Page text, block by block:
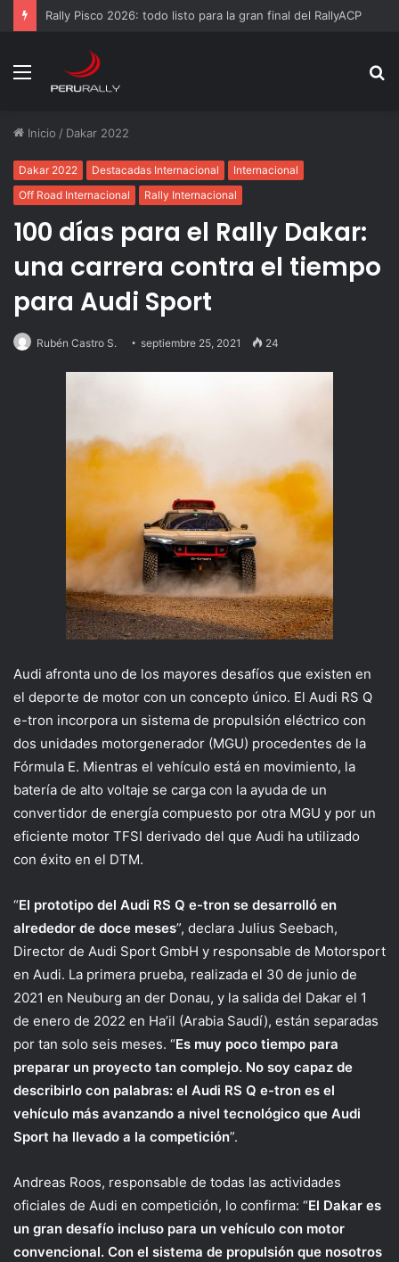
Rally Pisco 2026: todo listo para la gran final del RallyACP
Menú
Inicio / Dakar 2022
Dakar 2022 Destacadas Internacional
Internacional
Off Road Internacional
Rally Internacional
100 días para el Rally Dakar:
una carrera contra el tiempo
para Audi Sport
Rubén Castro S. septiembre 25, 2021 24
Audi afronta uno de los mayores desafíos que existen en
el deporte de motor con un concepto único. El Audi RS Q
e-tron incorpora un sistema de propulsión eléctrico con
dos unidades motorgenerador (MGU) procedentes de la
Fórmula E. Mientras el vehículo está en movimiento, la
batería de alto voltaje se carga con la ayuda de un
convertidor de energía compuesto por otra MGU y por un
eficiente motor TFSI derivado del que Audi ha utilizado
con éxito en el DTM.
“El prototipo del Audi RS Q e-tron se desarrolló en
alrededor de doce meses”, declara Julius Seebach,
Director de Audi Sport GmbH y responsable de Motorsport
en Audi. La primera prueba, realizada el 30 de junio de
2021 en Neuburg an der Donau, y la salida del Dakar el 1
de enero de 2022 en Ha’il (Arabia Saudí), están separadas
por tan solo seis meses. “Es muy poco tiempo para
preparar un proyecto tan complejo. No soy capaz de
describirlo con palabras: el Audi RS Q e-tron es el
vehículo más avanzando a nivel tecnológico que Audi
Sport ha llevado a la competición”.
Andreas Roos, responsable de todas las actividades
oficiales de Audi en competición, lo confirma: “El Dakar es
un gran desafío incluso para un vehículo con motor
convencional. Con el sistema de propulsión que nosotros